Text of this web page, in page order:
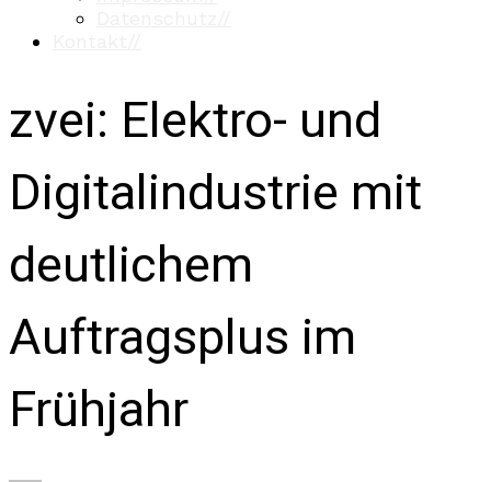
zvei: Elektro- und
Digitalindustrie mit
deutlichem
Auftragsplus im
Frühjahr